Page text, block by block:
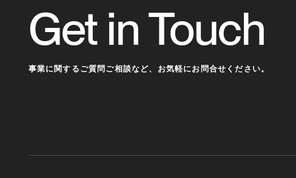
Get in Touch
事業に関するご質問ご相談など、 お気軽にお問合せください。